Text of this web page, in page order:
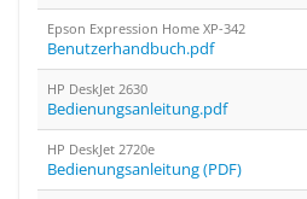
Epson Expression Home XP-342
Benutzerhandbuch.pdf
HP DeskJet 2630
Bedienungsanleitung.pdf
HP DeskJet 2720e
Bedienungsanleitung (PDF)